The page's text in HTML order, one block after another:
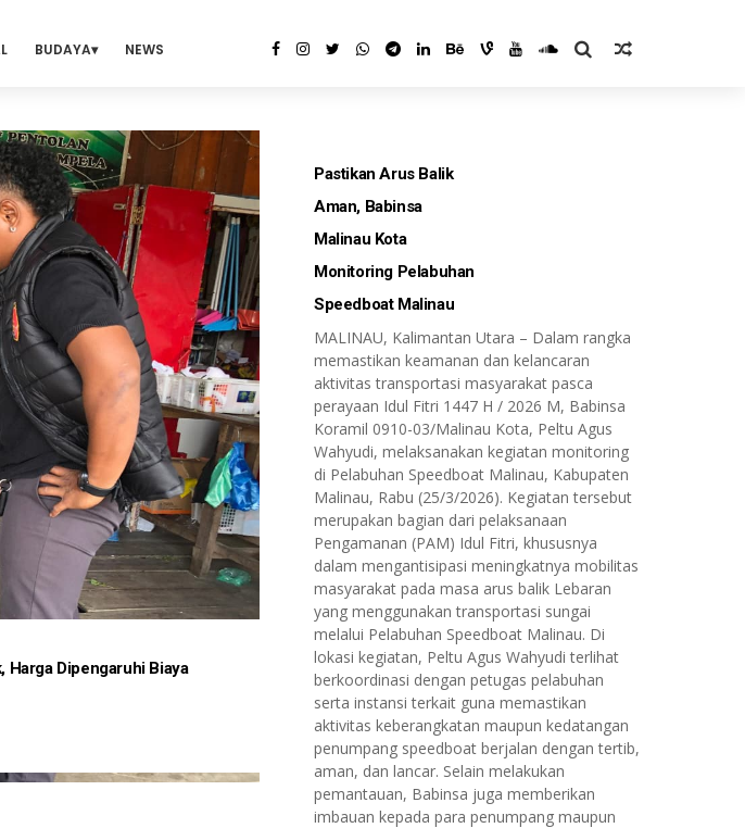
BUDAYA NEWS
Harga Dipengaruhi Biaya
Pastikan Arus Balik
Aman, Babinsa
Malinau Kota
Monitoring Pelabuhan
Speedboat Malinau
MALINAU, Kalimantan Utara – Dalam rangka
memastikan keamanan dan kelancaran
aktivitas transportasi masyarakat pasca
perayaan Idul Fitri 1447 H / 2026 M, Babinsa
Koramil 0910-03/Malinau Kota, Peltu Agus
Wahyudi, melaksanakan kegiatan monitoring
di Pelabuhan Speedboat Malinau, Kabupaten
Malinau, Rabu (25/3/2026). Kegiatan tersebut
merupakan bagian dari pelaksanaan
Pengamanan (PAM) Idul Fitri, khususnya
dalam mengantisipasi meningkatnya mobilitas
masyarakat pada masa arus balik Lebaran
yang menggunakan transportasi sungai
melalui Pelabuhan Speedboat Malinau. Di
lokasi kegiatan, Peltu Agus Wahyudi terlihat
berkoordinasi dengan petugas pelabuhan
serta instansi terkait guna memastikan
aktivitas keberangkatan maupun kedatangan
penumpang speedboat berjalan dengan tertib,
aman, dan lancar. Selain melakukan
pemantauan, Babinsa juga memberikan
imbauan kepada para penumpang maupun